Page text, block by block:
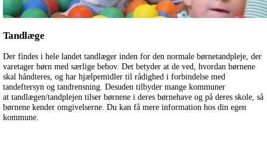
Tandlæge
Der findes i hele landet tandlæger inden for den normale børnetandpleje, der
varetager børn med særlige behov. Det betyder at de ved, hvordan børnene
skal håndteres, og har hjælpemidler til rådighed i forbindelse med
tandeftersyn og tandrensning. Desuden tilbyder mange kommuner
at tandlægen/tandplejen tilser børnene i deres børnehave og på deres skole, så
børnene kender omgivelserne. Du kan få mere information hos din egen
kommune.